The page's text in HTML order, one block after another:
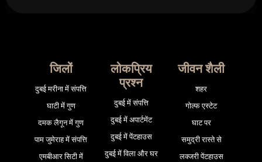
जिलों
दुबई मरीना में संपत्ति
घाटी में गुण
दमक लैगून में गुण
पाम जुमेराह में संपत्ति
एमबीआर सिटी में
लोकप्रिय
प्रश्न
दुबई में संपत्ति
दुबई में अपार्टमेंट
दुबई में पेंटहाउस
दुबई में विला और घर
जीवन शैली
शहर
गोल्फ एस्टेट
घाट पर
समुद्री रास्ते से
लक्जरी पेंटहाउस